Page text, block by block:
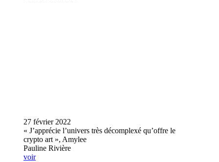
27 février 2022
« J’apprécie l’univers très décomplexé qu’offre le
crypto art », Amylee
Pauline Rivière
voir